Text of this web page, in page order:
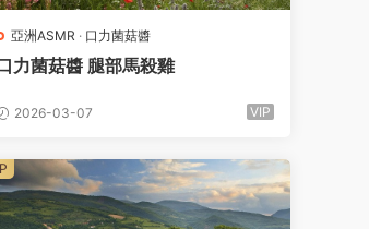
亞洲ASMR · 口力菌菇醬
力菌菇醬 腿部馬殺雞
2026-03-07 VIP